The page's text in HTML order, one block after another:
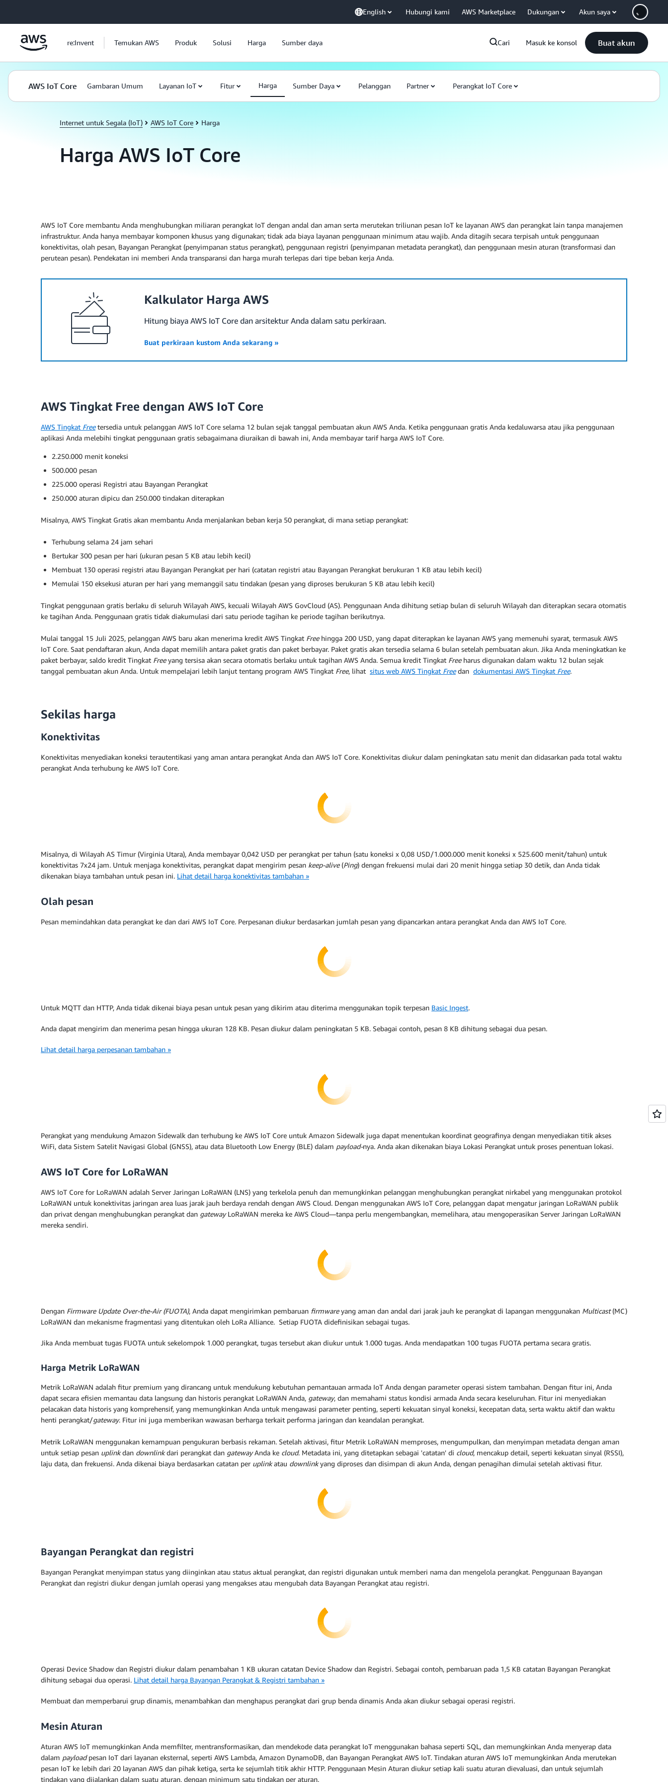
English Hubungi kami AWS Marketplace Dukungan Akun saya
re:Invent Temukan AWS Produk Solusi Harga Sumber daya Cari Masuk ke konsol Buat akun
AWS IoT Core Gambaran Umum Layanan IoT Fitur Harga Sumber Daya Pelanggan Partner Perangkat IoT Core
Internet untuk Segala (IoT) AWS IoT Core Harga
Harga AWS IoT Core
AWS IoT Core membantu Anda menghubungkan miliaran perangkat IoT dengan andal dan aman serta merutekan triliunan pesan IoT ke layanan AWS dan perangkat lain tanpa manajemen
infrastruktur. Anda hanya membayar komponen khusus yang digunakan; tidak ada biaya layanan penggunaan minimum atau wajib. Anda ditagih secara terpisah untuk penggunaan
konektivitas, olah pesan, Bayangan Perangkat (penyimpanan status perangkat), penggunaan registri (penyimpanan metadata perangkat), dan penggunaan mesin aturan (transformasi dan
perutean pesan). Pendekatan ini memberi Anda transparansi dan harga murah terlepas dari tipe beban kerja Anda.
Kalkulator Harga AWS
Hitung biaya AWS IoT Core dan arsitektur Anda dalam satu perkiraan.
Buat perkiraan kustom Anda sekarang »
AWS Tingkat Free dengan AWS IoT Core
AWS Tingkat Freetersedia untuk pelanggan AWS IoT Core selama 12 bulan sejak tanggal pembuatan akun AWS Anda. Ketika penggunaan gratis Anda kedaluwarsa atau jika penggunaan
aplikasi Anda melebihi tingkat penggunaan gratis sebagaimana diuraikan di bawah ini, Anda membayar tarif harga AWS IoT Core.
2.250.000 menit koneksi
500.000 pesan
225.000 operasi Registri atau Bayangan Perangkat
250.000 aturan dipicu dan 250.000 tindakan diterapkan
Misalnya, AWS Tingkat Gratis akan membantu Anda menjalankan beban kerja 50 perangkat, di mana setiap perangkat:
Terhubung selama 24 jam sehari
Bertukar 300 pesan per hari (ukuran pesan 5 KB atau lebih kecil)
Membuat 130 operasi registri atau Bayangan Perangkat per hari (catatan registri atau Bayangan Perangkat berukuran 1 KB atau lebih kecil)
Memulai 150 eksekusi aturan per hari yang memanggil satu tindakan (pesan yang diproses berukuran 5 KB atau lebih kecil)
Tingkat penggunaan gratis berlaku di seluruh Wilayah AWS, kecuali Wilayah AWS GovCloud (AS). Penggunaan Anda dihitung setiap bulan di seluruh Wilayah dan diterapkan secara otomatis
ke tagihan Anda. Penggunaan gratis tidak diakumulasi dari satu periode tagihan ke periode tagihan berikutnya.
Mulai tanggal 15 Juli 2025, pelanggan AWS baru akan menerima kredit AWS Tingkat Freehingga 200 USD, yang dapat diterapkan ke layanan AWS yang memenuhi syarat, termasuk AWS
IoT Core. Saat pendaftaran akun, Anda dapat memilih antara paket gratis dan paket berbayar. Paket gratis akan tersedia selama 6 bulan setelah pembuatan akun. Jika Anda meningkatkan ke
paket berbayar, saldo kredit Tingkat Freeyang tersisa akan secara otomatis berlaku untuk tagihan AWS Anda. Semua kredit Tingkat Freeharus digunakan dalam waktu 12 bulan sejak
tanggal pembuatan akun Anda. Untuk mempelajari lebih lanjut tentang program AWS Tingkat Free, lihat situs web AWS Tingkat Freedan dokumentasi AWS Tingkat Free.
Sekilas harga
Konektivitas
Konektivitas menyediakan koneksi terautentikasi yang aman antara perangkat Anda dan AWS IoT Core. Konektivitas diukur dalam peningkatan satu menit dan didasarkan pada total waktu
perangkat Anda terhubung ke AWS IoT Core.
Misalnya, di Wilayah AS Timur (Virginia Utara), Anda membayar 0,042 USD per perangkat per tahun (satu koneksi x 0,08 USD/1.000.000 menit koneksi x 525.600 menit/tahun) untuk
konektivitas 7x24 jam. Untuk menjaga konektivitas, perangkat dapat mengirim pesan keep-alive(Ping) dengan frekuensi mulai dari 20 menit hingga setiap 30 detik, dan Anda tidak
dikenakan biaya tambahan untuk pesan ini. Lihat detail harga konektivitas tambahan »
Olah pesan
Pesan memindahkan data perangkat ke dan dari AWS IoT Core. Perpesanan diukur berdasarkan jumlah pesan yang dipancarkan antara perangkat Anda dan AWS IoT Core.
Untuk MQTT dan HTTP, Anda tidak dikenai biaya pesan untuk pesan yang dikirim atau diterima menggunakan topik terpesan Basic Ingest.
Anda dapat mengirim dan menerima pesan hingga ukuran 128 KB. Pesan diukur dalam peningkatan 5 KB. Sebagai contoh, pesan 8 KB dihitung sebagai dua pesan.
Lihat detail harga perpesanan tambahan »
Perangkat yang mendukung Amazon Sidewalk dan terhubung ke AWS IoT Core untuk Amazon Sidewalk juga dapat menentukan koordinat geografinya dengan menyediakan titik akses
WiFi, data Sistem Satelit Navigasi Global (GNSS), atau data Bluetooth Low Energy (BLE) dalam payload-nya. Anda akan dikenakan biaya Lokasi Perangkat untuk proses penentuan lokasi.
AWS IoT Core for LoRaWAN
AWS IoT Core for LoRaWAN adalah Server Jaringan LoRaWAN (LNS) yang terkelola penuh dan memungkinkan pelanggan menghubungkan perangkat nirkabel yang menggunakan protokol
LoRaWAN untuk konektivitas jaringan area luas jarak jauh berdaya rendah dengan AWS Cloud. Dengan menggunakan AWS IoT Core, pelanggan dapat mengatur jaringan LoRaWAN publik
dan privat dengan menghubungkan perangkat dan gatewayLoRaWAN mereka ke AWS Cloud—tanpa perlu mengembangkan, memelihara, atau mengoperasikan Server Jaringan LoRaWAN
mereka sendiri.
Dengan Firmware Update Over-the-Air (FUOTA), Anda dapat mengirimkan pembaruan firmwareyang aman dan andal dari jarak jauh ke perangkat di lapangan menggunakan Multicast(MC)
LoRaWAN dan mekanisme fragmentasi yang ditentukan oleh LoRa Alliance. Setiap FUOTA didefinisikan sebagai tugas.
Jika Anda membuat tugas FUOTA untuk sekelompok 1.000 perangkat, tugas tersebut akan diukur untuk 1.000 tugas. Anda mendapatkan 100 tugas FUOTA pertama secara gratis.
Harga Metrik LoRaWAN
Metrik LoRaWAN adalah fitur premium yang dirancang untuk mendukung kebutuhan pemantauan armada IoT Anda dengan parameter operasi sistem tambahan. Dengan fitur ini, Anda
dapat secara efisien memantau data langsung dan historis perangkat LoRaWAN Anda, gateway, dan memahami status kondisi armada Anda secara keseluruhan. Fitur ini menyediakan
pelacakan data historis yang komprehensif, yang memungkinkan Anda untuk mengawasi parameter penting, seperti kekuatan sinyal koneksi, kecepatan data, serta waktu aktif dan waktu
henti perangkat/gateway. Fitur ini juga memberikan wawasan berharga terkait performa jaringan dan keandalan perangkat.
Metrik LoRaWAN menggunakan kemampuan pengukuran berbasis rekaman. Setelah aktivasi, fitur Metrik LoRaWAN memproses, mengumpulkan, dan menyimpan metadata dengan aman
untuk setiap pesan uplinkdan downlinkdari perangkat dan gatewayAnda ke cloud. Metadata ini, yang ditetapkan sebagai 'catatan' di cloud, mencakup detail, seperti kekuatan sinyal (RSSI),
laju data, dan frekuensi. Anda dikenai biaya berdasarkan catatan per uplinkatau downlinkyang diproses dan disimpan di akun Anda, dengan penagihan dimulai setelah aktivasi fitur.
Bayangan Perangkat dan registri
Bayangan Perangkat menyimpan status yang diinginkan atau status aktual perangkat, dan registri digunakan untuk memberi nama dan mengelola perangkat. Penggunaan Bayangan
Perangkat dan registri diukur dengan jumlah operasi yang mengakses atau mengubah data Bayangan Perangkat atau registri.
Operasi Device Shadow dan Registri diukur dalam penambahan 1 KB ukuran catatan Device Shadow dan Registri. Sebagai contoh, pembaruan pada 1,5 KB catatan Bayangan Perangkat
dihitung sebagai dua operasi. Lihat detail harga Bayangan Perangkat & Registri tambahan »
Membuat dan memperbarui grup dinamis, menambahkan dan menghapus perangkat dari grup benda dinamis Anda akan diukur sebagai operasi registri.
Mesin Aturan
Aturan AWS IoT memungkinkan Anda memfilter, mentransformasikan, dan mendekode data perangkat IoT menggunakan bahasa seperti SQL, dan memungkinkan Anda menyerap data
dalam payloadpesan IoT dari layanan eksternal, seperti AWS Lambda, Amazon DynamoDB, dan Bayangan Perangkat AWS IoT. Tindakan aturan AWS IoT memungkinkan Anda merutekan
pesan IoT ke lebih dari 20 layanan AWS dan pihak ketiga, serta ke sejumlah titik akhir HTTP. Penggunaan Mesin Aturan diukur setiap kali suatu aturan dievaluasi, dan untuk sejumlah
tindakan yang dijalankan dalam suatu aturan, dengan minimum satu tindakan per aturan.